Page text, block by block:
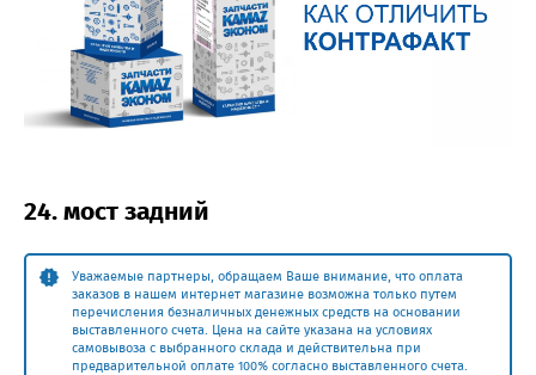
24. мост задний
Уважаемые партнеры, обращаем Ваше внимание, что оплата
заказов в нашем интернет магазине возможна только путем
перечисления безналичных денежных средств на основании
выставленного счета. Цена на сайте указана на условиях
самовывоза с выбранного склада и действительна при
предварительной оплате 100% согласно выставленного счета.